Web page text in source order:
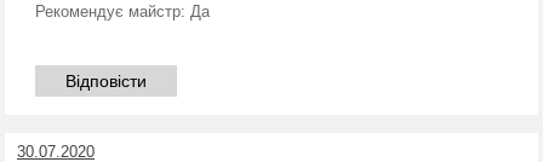
Рекомендує майстр: Да
Відповісти
30.07.2020